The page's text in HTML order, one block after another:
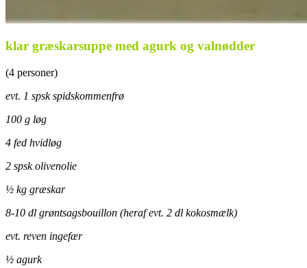
klar græskarsuppe med agurk og valnødder
(4 personer)
evt. 1 spsk spidskommenfrø
100 g løg
4 fed hvidløg
2 spsk olivenolie
½ kg græskar
8-10 dl grøntsagsbouillon (heraf evt. 2 dl kokosmælk)
evt. reven ingefær
½ agurk